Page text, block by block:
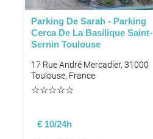
Parking De Sarah - Parking
Cerca De La Basilique Saint-
Sernin Toulouse
17 Rue André Mercadier, 31000
Toulouse, France
☆☆☆☆☆
€ 10/24h